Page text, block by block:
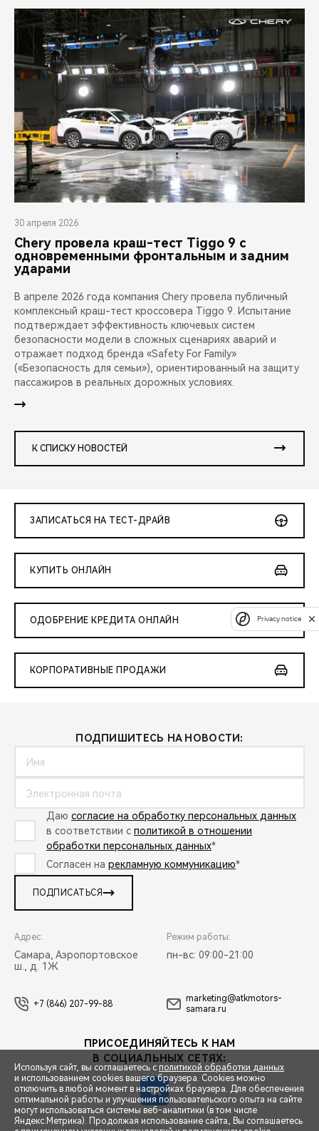
СПЕЦПРЕДЛОЖЕНИЯ
30 апреля 2026
Chery провела краш-тест Tiggo 9 с
одновременными фронтальным и задним
ударами
В апреле 2026 года компания Chery провела публичный
комплексный краш-тест кроссовера Tiggo 9. Испытание
подтверждает эффективность ключевых систем
безопасности модели в сложных сценариях аварий и
отражает подход бренда «Safety For Family»
(«Безопасность для семьи»), ориентированный на защиту
пассажиров в реальных дорожных условиях.
К СПИСКУ НОВОСТЕЙ
ЗАПИСАТЬСЯ НА ТЕСТ-ДРАЙВ
КУПИТЬ ОНЛАЙН
ОДОБРЕНИЕ КРЕДИТА ОНЛАЙН
КОРПОРАТИВНЫЕ ПРОДАЖИ
ПОДПИШИТЕСЬ НА НОВОСТИ:
Даю согласие на обработку персональных данных
в соответствии с политикой в отношении
обработки персональных данных*
Согласен на рекламную коммуникацию*
ПОДПИСАТЬСЯ
Адрес:
Самара, Аэропортовское
ш., д. 1Ж
Режим работы:
пн-вс: 09:00-21:00
+7 (846) 207-99-88
marketing@atkmotors-
samara.ru
ПРИСОЕДИНЯЙТЕСЬ К НАМ
В СОЦИАЛЬНЫХ СЕТЯХ:
Используя сайт, вы соглашаетесь с политикой обработки данных
и использованием cookies вашего браузера. Cookies можно
отключить в любой момент в настройках браузера. Для обеспечения
оптимальной работы и улучшения пользовательского опыта на сайте
могут использоваться системы веб-аналитики (в том числе
Яндекс.Метрика). Продолжая использование сайта, Вы соглашаетесь
Privacy notice